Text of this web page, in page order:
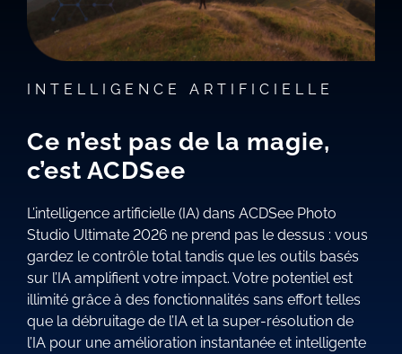
INTELLIGENCE ARTIFICIELLE
Ce n’est pas de la magie,
c’est ACDSee
L’intelligence artificielle (IA) dans ACDSee Photo
Studio Ultimate 2026 ne prend pas le dessus : vous
gardez le contrôle total tandis que les outils basés
sur l’IA amplifient votre impact. Votre potentiel est
illimité grâce à des fonctionnalités sans effort telles
que la débruitage de l’IA et la super-résolution de
l’IA pour une amélioration instantanée et intelligente